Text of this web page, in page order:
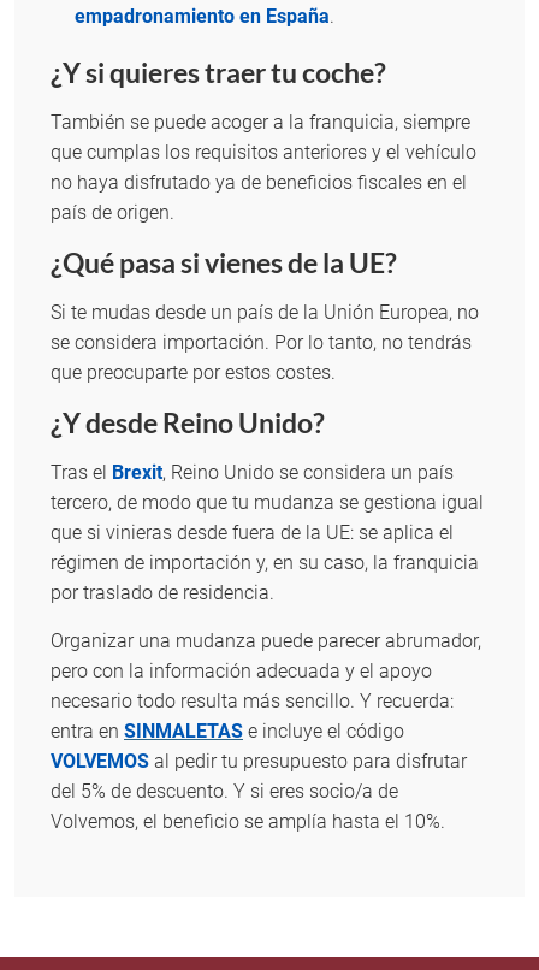
empadronamiento en España.
¿Y si quieres traer tu coche?
También se puede acoger a la franquicia, siempre
que cumplas los requisitos anteriores y el vehículo
no haya disfrutado ya de beneficios fiscales en el
país de origen.
¿Qué pasa si vienes de la UE?
Si te mudas desde un país de la Unión Europea, no
se considera importación. Por lo tanto, no tendrás
que preocuparte por estos costes.
¿Y desde Reino Unido?
Tras el Brexit, Reino Unido se considera un país
tercero, de modo que tu mudanza se gestiona igual
que si vinieras desde fuera de la UE: se aplica el
régimen de importación y, en su caso, la franquicia
por traslado de residencia.
Organizar una mudanza puede parecer abrumador,
pero con la información adecuada y el apoyo
necesario todo resulta más sencillo. Y recuerda:
entra en SINMALETAS e incluye el código
VOLVEMOS al pedir tu presupuesto para disfrutar
del 5% de descuento. Y si eres socio/a de
Volvemos, el beneficio se amplía hasta el 10%.